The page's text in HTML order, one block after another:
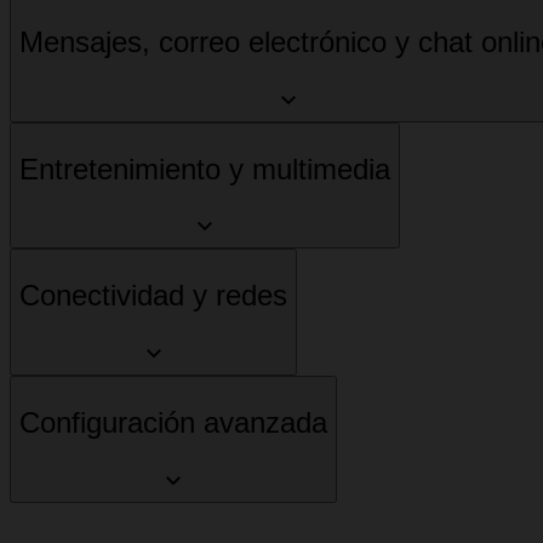
Mensajes, correo electrónico y chat
Entretenimiento y multimedia
Conectividad y redes
Configuración avanzada